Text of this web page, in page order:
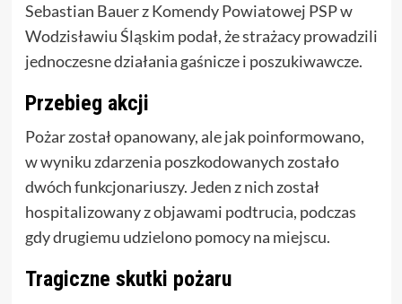
Sebastian Bauer z Komendy Powiatowej PSP w
Wodzisławiu Śląskim podał, że strażacy prowadzili
jednoczesne działania gaśnicze i poszukiwawcze.
Przebieg akcji
Pożar został opanowany, ale jak poinformowano,
w wyniku zdarzenia poszkodowanych zostało
dwóch funkcjonariuszy. Jeden z nich został
hospitalizowany z objawami podtrucia, podczas
gdy drugiemu udzielono pomocy na miejscu.
Tragiczne skutki pożaru